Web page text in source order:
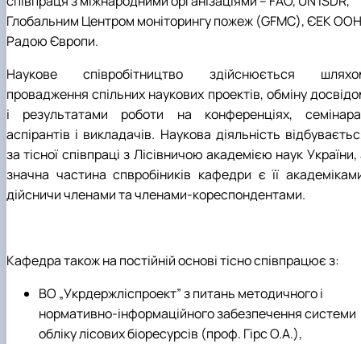
Глобальним Центром моніторингу пожеж (GFMC), ЄЕК
Радою Європи.
Наукове співробітництво здійснюється
провадження спільних наукових проектів, обміну
і результатами роботи на конференціях,
аспірантів і викладачів. Наукова діяльність
за тісної співпраці з Лісівничою академією наук України,
значна частина спвробіників кафедри є її
дійсничи членами та членами-кореспондентами.
Кафедра також на постійній основі тісно співпрацює з:
ВО „Укрдержліспроект” з питань методичного і
нормативно-інформаційного забезпечення системи
обліку лісових біоресурсів (проф. Гірс О.А.),